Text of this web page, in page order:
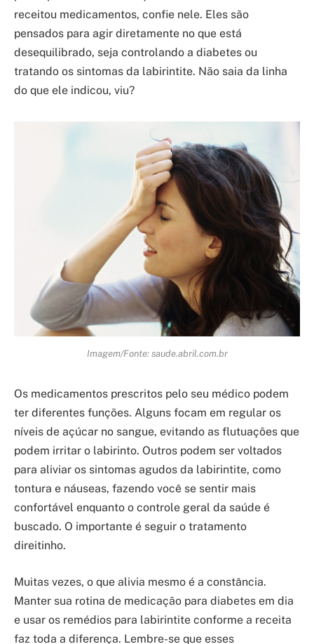
receitou medicamentos, confie nele. Eles são
pensados para agir diretamente no que está
desequilibrado, seja controlando a diabetes ou
tratando os sintomas da labirintite. Não saia da linha
do que ele indicou, viu?
Imagem/Fonte: saude.abril.com.br
Os medicamentos prescritos pelo seu médico podem
ter diferentes funções. Alguns focam em regular os
níveis de açúcar no sangue, evitando as flutuações que
podem irritar o labirinto. Outros podem ser voltados
para aliviar os sintomas agudos da labirintite, como
tontura e náuseas, fazendo você se sentir mais
confortável enquanto o controle geral da saúde é
buscado. O importante é seguir o tratamento
direitinho.
Muitas vezes, o que alivia mesmo é a constância.
Manter sua rotina de medicação para diabetes em dia
e usar os remédios para labirintite conforme a receita
faz toda a diferença. Lembre-se que esses